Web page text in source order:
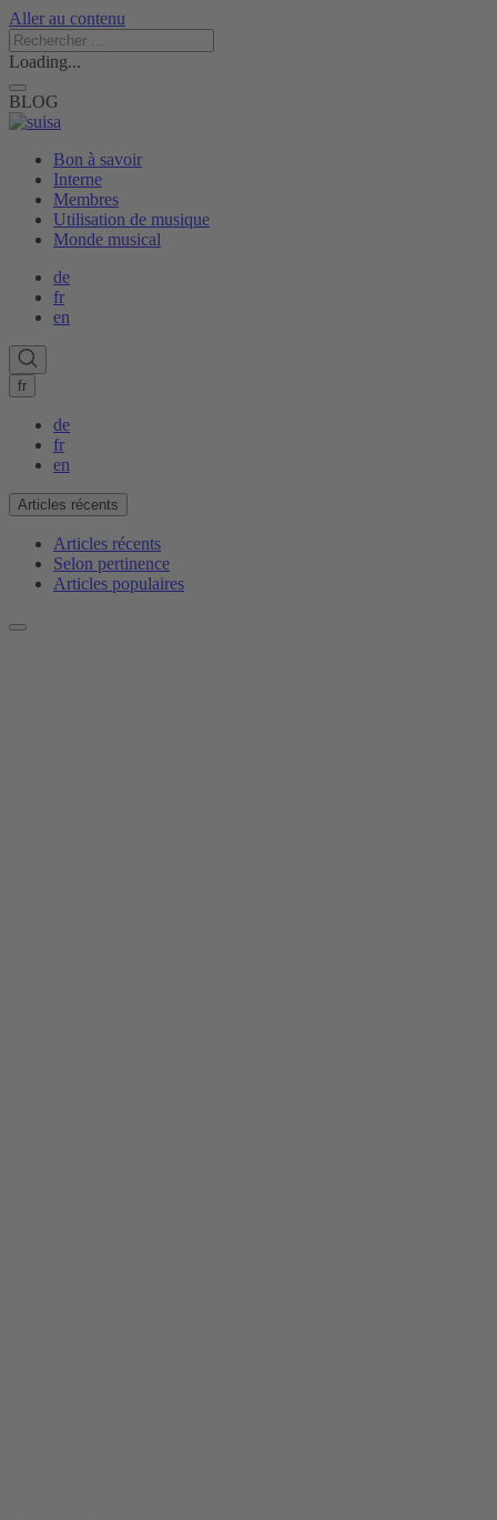
Aller au contenu
Loading...
BLOG
Bon à savoir
Interne
Membres
Utilisation de musique
Monde musical
de
fr
en
fr
de
fr
en
Articles récents
Articles récents
Selon pertinence
Articles populaires